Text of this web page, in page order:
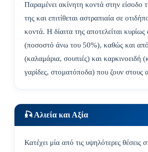
Παραμένει ακίνητη κοντά στην είσοδο
της και επιτίθεται αστραπιαία σε
κοντά. Η δίαιτα της αποτελείται
(ποσοστό άνω του 50%), καθώς και
(καλαμάρια, σουπιές) και καρκινοειδή
γαρίδες, στοματόποδα) που ζουν στους
🎣 Αλιεία και Αξία
Κατέχει μία από τις υψηλότερες θέσεις